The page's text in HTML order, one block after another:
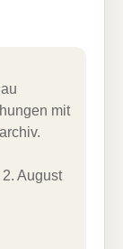
mit
August